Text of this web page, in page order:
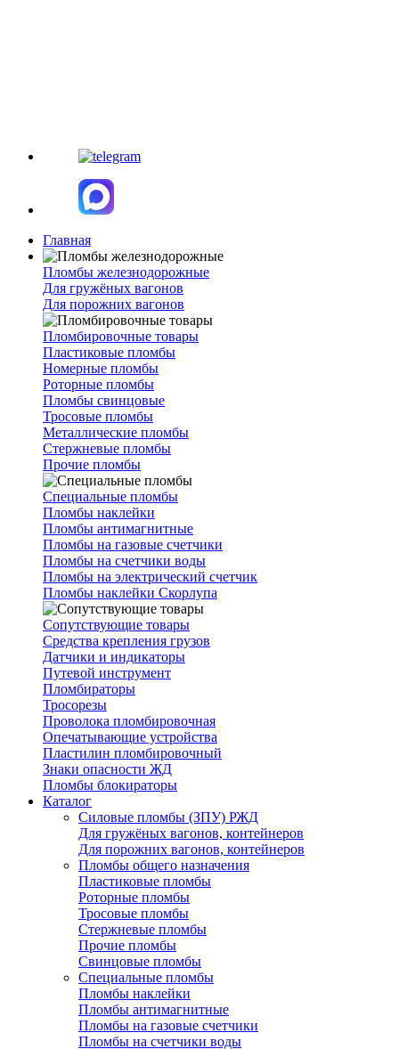
Главная
Пломбы железнодорожные
Для гружёных вагонов
Для порожних вагонов
Пломбировочные товары
Пластиковые пломбы
Номерные пломбы
Роторные пломбы
Пломбы свинцовые
Тросовые пломбы
Металлические пломбы
Стержневые пломбы
Прочие пломбы
Специальные пломбы
Пломбы наклейки
Пломбы антимагнитные
Пломбы на газовые счетчики
Пломбы на счетчики воды
Пломбы на электрический счетчик
Пломбы наклейки Скорлупа
Сопутствующие товары
Средства крепления грузов
Датчики и индикаторы
Путевой инструмент
Пломбираторы
Тросорезы
Проволока пломбировочная
Опечатывающие устройства
Пластилин пломбировочный
Знаки опасности ЖД
Пломбы блокираторы
Каталог
Силовые пломбы (ЗПУ) РЖД
Для гружёных вагонов, контейнеров
Для порожних вагонов, контейнеров
Пломбы общего назначения
Пластиковые пломбы
Роторные пломбы
Тросовые пломбы
Стержневые пломбы
Прочие пломбы
Свинцовые пломбы
Специальные пломбы
Пломбы наклейки
Пломбы антимагнитные
Пломбы на газовые счетчики
Пломбы на счетчики воды